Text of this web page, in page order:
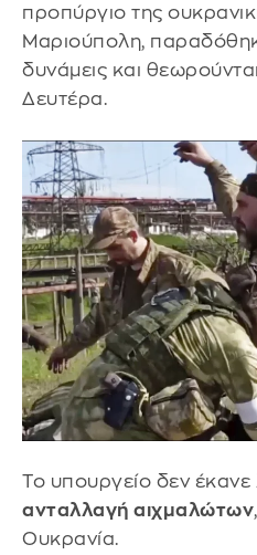
προπύργιο της
Μαριούπολη,
δυνάμεις και
Δευτέρα.
Το υπουργείο δεν
ανταλλαγή αιχμαλώτων
Ουκρανία.